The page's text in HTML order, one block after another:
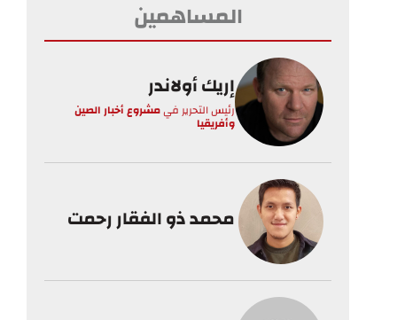
المساهمين
إريك أولاندر
رئيس التحرير فيمشروع أخبار الصين
وأفريقيا
محمد ذو الفقار رحمت